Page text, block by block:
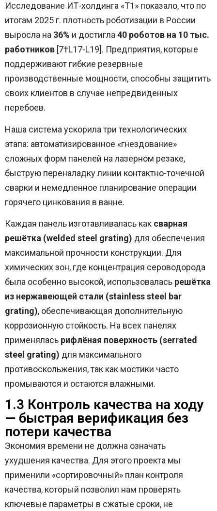
Исследование ИТ-холдинга «Т1» показало, что по
итогам 2025 г. плотность роботизации в России
выросла на 36% и достигла40 роботов на 10 тыс.
работников [7†L17-L19]. Предприятия, которые
поддерживают гибкие резервные
производственные мощности, способны защитить
своих клиентов в случае непредвиденных
перебоев.
Наша система ускорила три технологических
этапа: автоматизированное «гнездование»
сложных форм панелей на лазерном резаке,
быструю переналадку линии контактно-точечной
сварки и немедленное планирование операции
горячего цинкования в ванне.
Каждая панель изготавливалась как сварная
решётка (welded steel grating) для обеспечения
максимальной прочности конструкции. Для
химических зон, где концентрация сероводорода
была особенно высокой, использовалась решётка
из нержавеющей стали (stainless steel bar
grating), обеспечивающая дополнительную
коррозионную стойкость. На всех панелях
применялась рифлёная поверхность (serrated
steel grating) для максимального
противоскольжения, так как мостики часто
промываются и остаются влажными.
1.3 Контроль качества на ходу
— быстрая верификация без
потери качества
Экономия времени не должна означать
ухудшения качества. Для этого проекта мы
применили «сортировочный» план контроля
качества, который позволил нам проверять
ключевые параметры в сжатые сроки, не